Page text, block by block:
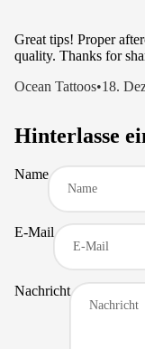
Great tips! Proper
quality. Thanks for
Ocean Tattoos•18.
Hinterlasse
Name
E-Mail
Nachricht